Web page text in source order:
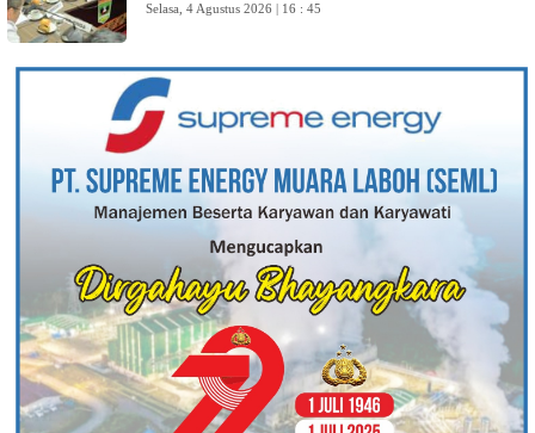
Selasa, 4 Agustus 2026 | 16 : 45